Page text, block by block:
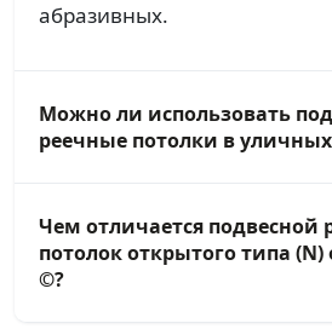
абразивных.
Можно ли использовать
реечные потолки в
Чем отличается подвесной
потолок открытого типа (N)
©?